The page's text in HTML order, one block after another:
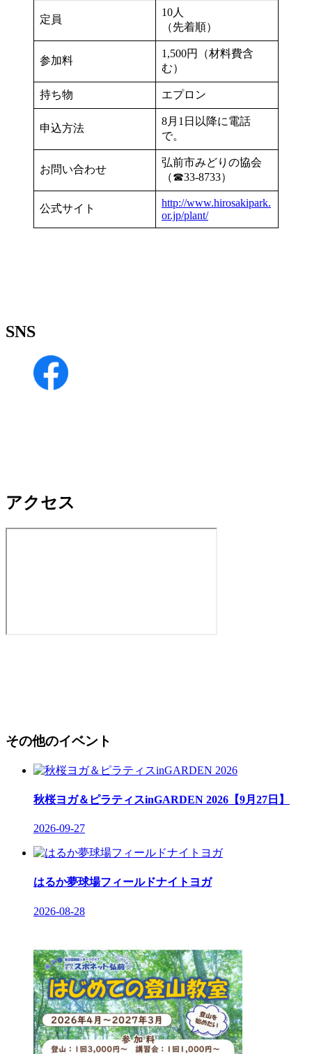
定員
10人
（先着順）
参加料
1,500円（材料費含
む）
持ち物 エプロン
申込方法
8月1日以降に電話
で。
お問い合わせ
弘前市みどりの協会
（☎33-8733）
公式サイト
http://www.hirosakipark.
or.jp/plant/
SNS
アクセス
その他のイベント
秋桜ヨガ＆ピラティスinGARDEN 2026【9月27日】
2026-09-27
はるか夢球場フィールドナイトヨガ
2026-08-28